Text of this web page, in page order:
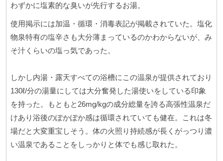
わずかに塩素的な臭いが先行するお湯。
使用掲示には加温・循環・消毒表記が掲載されていた。塩化
物泉特有の塩辛さも大分薄まっているのかわからないが、み
そ汁くらいの塩っ気であった。
しかし内湯・露天すべての浴槽にこの温泉が提供されており
130ℓ/分の湯量にしては大分奮発した湯使いをしている印象
を持った。もともと26mg/kgの成分総量を誇る高張性温泉だ
けあり浴後のぽかぽか感は循環されていても健在。これは冬
場だと大変重宝しそう。体の火照り持続感が長くがっつり濃
い温泉であることをしっかりと体でも感じ取れた。